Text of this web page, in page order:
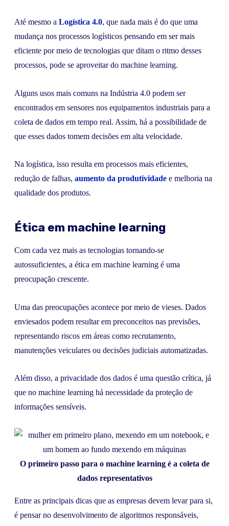
Até mesmo a Logística 4.0, que nada mais é do que uma
mudança nos processos logísticos pensando em ser mais
eficiente por meio de tecnologias que ditam o ritmo desses
processos, pode se aproveitar do machine learning.
Alguns usos mais comuns na Indústria 4.0 podem ser
encontrados em sensores nos equipamentos industriais para a
coleta de dados em tempo real. Assim, há a possibilidade de
que esses dados tomem decisões em alta velocidade.
Na logística, isso resulta em processos mais eficientes,
redução de falhas, aumento da produtividade e melhoria na
qualidade dos produtos.
Ética em machine learning
Com cada vez mais as tecnologias tornando-se
autossuficientes, a ética em machine learning é uma
preocupação crescente.
Uma das preocupações acontece por meio de vieses. Dados
enviesados podem resultar em preconceitos nas previsões,
representando riscos em áreas como recrutamento,
manutenções veiculares ou decisões judiciais automatizadas.
Além disso, a privacidade dos dados é uma questão crítica, já
que no machine learning há necessidade da proteção de
informações sensíveis.
O primeiro passo para o machine learning é a coleta de
dados representativos
Entre as principais dicas que as empresas devem levar para si,
é pensar no desenvolvimento de algoritmos responsáveis,